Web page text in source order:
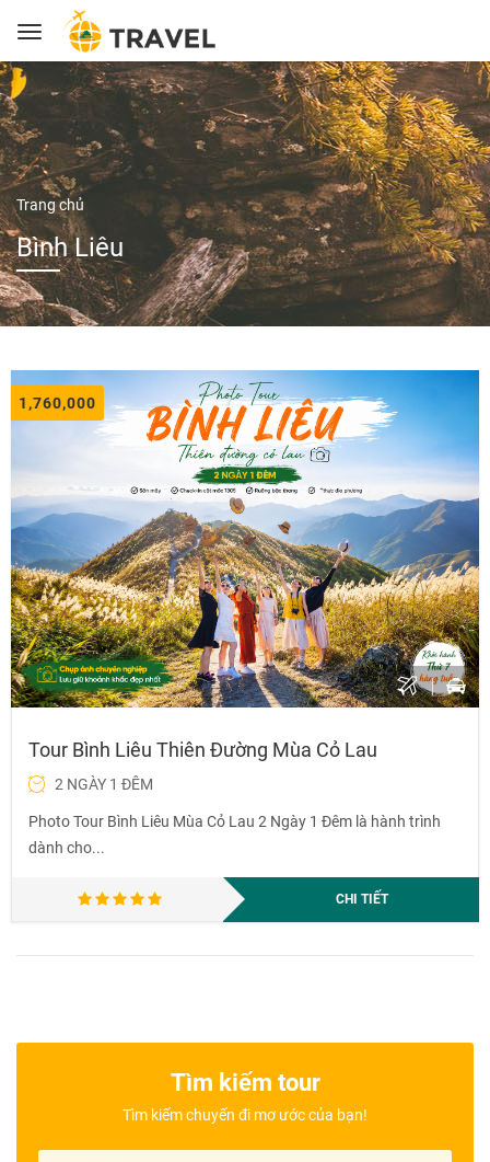
Trang chủ
Bình Liêu
1,760,000
Tour Bình Liêu Thiên Đường Mùa Cỏ Lau
2 NGÀY 1 ĐÊM
Photo Tour Bình Liêu Mùa Cỏ Lau 2 Ngày 1 Đêm là hành trình
dành cho...
CHI TIẾT
Tìm kiếm tour
Tìm kiếm chuyến đi mơ ước của bạn!